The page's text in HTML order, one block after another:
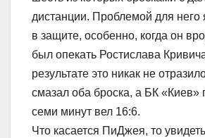
дистанции. Проблемой для него
в защите, особенно, когда он
был опекать Ростислава
результате это никак не
смазал оба броска, а БК «Киев»
семи минут вел 16:6.
Что касается ПиДжея, то